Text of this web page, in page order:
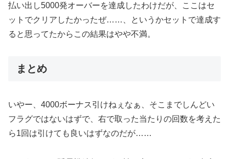
払い出し5000発オーバーを達成したわけだが、ここはセ
ットでクリアしたかったぜ……、というかセットで達成す
ると思ってたからこの結果はやや不満。
まとめ
いやー、4000ボーナス引けねぇなぁ、そこまでしんどい
フラグではないはずで、右で取った当たりの回数を考えた
ら1回は引けても良いはずなのだが……